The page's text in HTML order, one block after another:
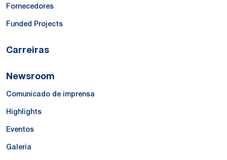
Fornecedores
Funded Projects
Carreiras
Newsroom
Comunicado de imprensa
Highlights
Eventos
Galeria